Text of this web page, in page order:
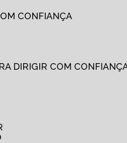
CONFIANÇA
DIRIGIR COM